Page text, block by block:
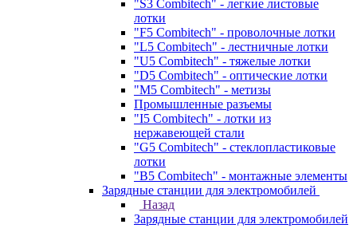
"S3 Combitech" - легкие листовые
лотки
"F5 Combitech" - проволочные лотки
"L5 Combitech" - лестничные лотки
"U5 Combitech" - тяжелые лотки
"D5 Combitech" - оптические лотки
"M5 Combitech" - метизы
Промышленные разъемы
"I5 Combitech" - лотки из
нержавеющей стали
"G5 Combitech" - стеклопластиковые
лотки
"B5 Combitech" - монтажные элементы
Зарядные станции для электромобилей
Назад
Зарядные станции для электромобилей